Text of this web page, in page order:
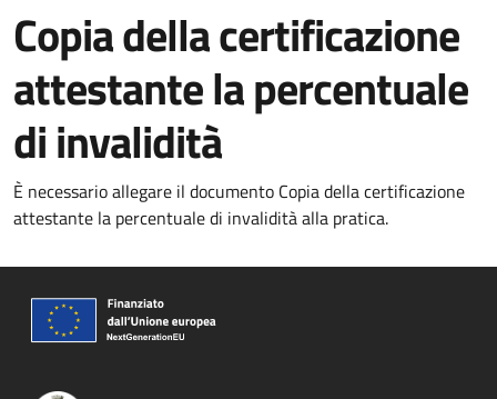
Copia della certificazione
attestante la percentuale
di invalidità
È necessario allegare il documento Copia della certificazione
attestante la percentuale di invalidità alla pratica.